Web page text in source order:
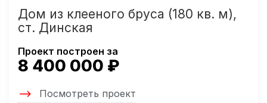
Дом из клееного бруса (180 кв. м),
ст. Динская
Проект построен за
8 400 000 ₽
Посмотреть проект